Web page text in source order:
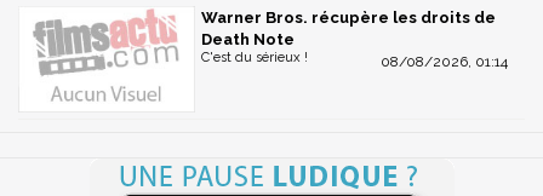
Warner Bros. récupère les droits de
Death Note
08/08/2026, 01:14
C'est du sérieux !